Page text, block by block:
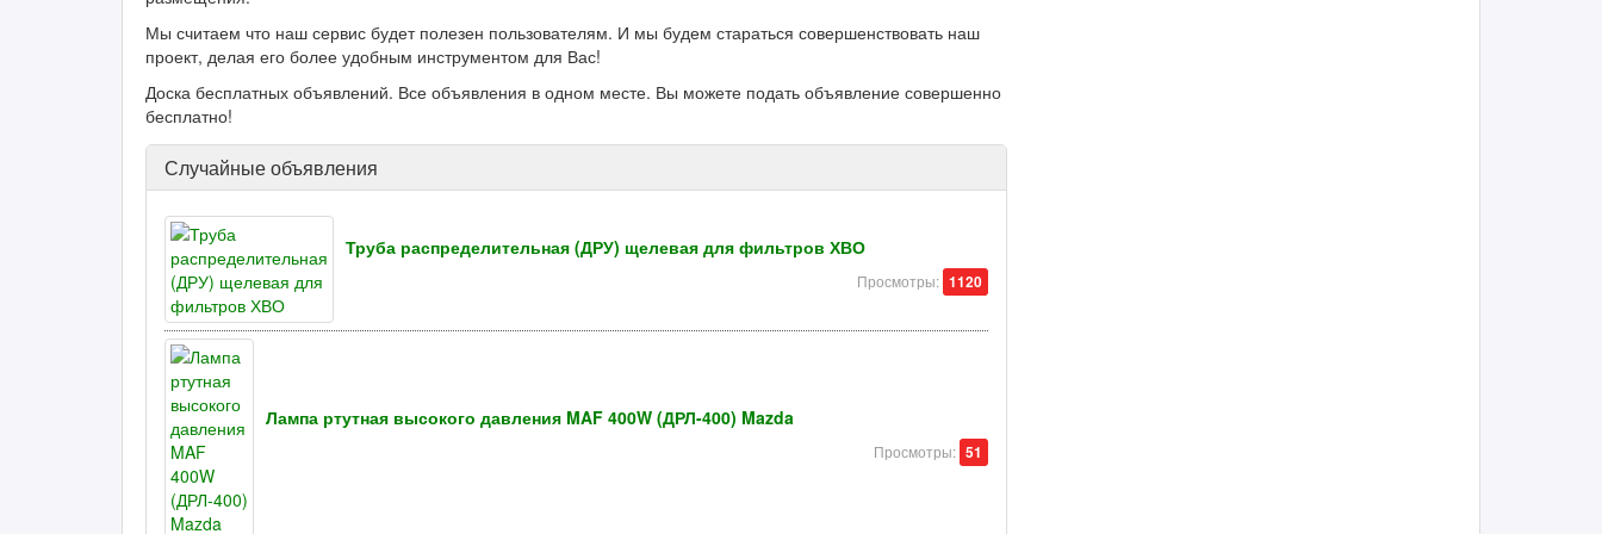
Мы считаем что наш сервис будет полезен пользователям. И мы будем стараться совершенствовать наш
проект, делая его более удобным инструментом для Вас!
Доска бесплатных объявлений. Все объявления в одном месте. Вы можете подать объявление совершенно
бесплатно!
Случайные объявления
Труба распределительная (ДРУ) щелевая для фильтров ХВО
Просмотры: 1120
Лампа ртутная высокого давления MAF 400W (ДРЛ-400) Mazda
Просмотры: 51